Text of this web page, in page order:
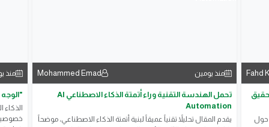
Fahd
لتحقيق
حول
منذ يومين Mohammed Emad
تحمل الهندسة التقنية وراء أتمتة الذكاء الاصطناعي AI
Automation
يقدم المقال تحليلاً تقنياً عميقاً لبنية أتمتة الذكاء الاصطناعي، موضحاً
منذ